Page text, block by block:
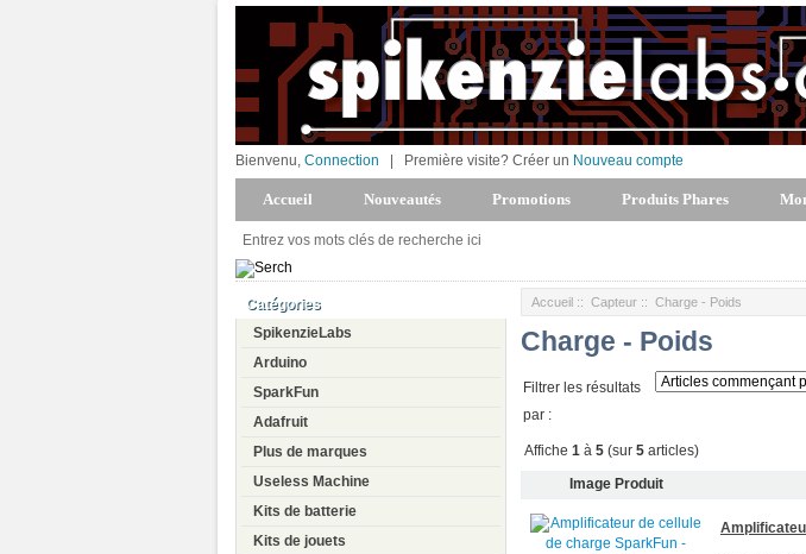
Bienvenu, Connection Première visite? Créer un Nouveau compte
Accueil Nouveautés Promotions Produits Phares
Catégories
SpikenzieLabs
Arduino
SparkFun
Adafruit
Plus de marques
Useless Machine
Kits de batterie
Kits de jouets
Accueil :: Capteur :: Charge - Poids
Charge - Poids
Filtrer les résultats
par :
Affiche 1 à 5 (sur 5 articles)
Image Produit